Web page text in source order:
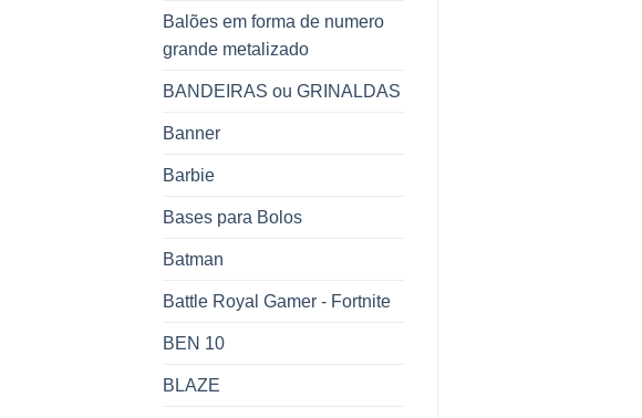
Balões em forma de numero
grande metalizado
BANDEIRAS ou GRINALDAS
Banner
Barbie
Bases para Bolos
Batman
Battle Royal Gamer - Fortnite
BEN 10
BLAZE